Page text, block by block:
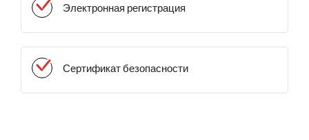
Электронная регистрация
Сертификат безопасности